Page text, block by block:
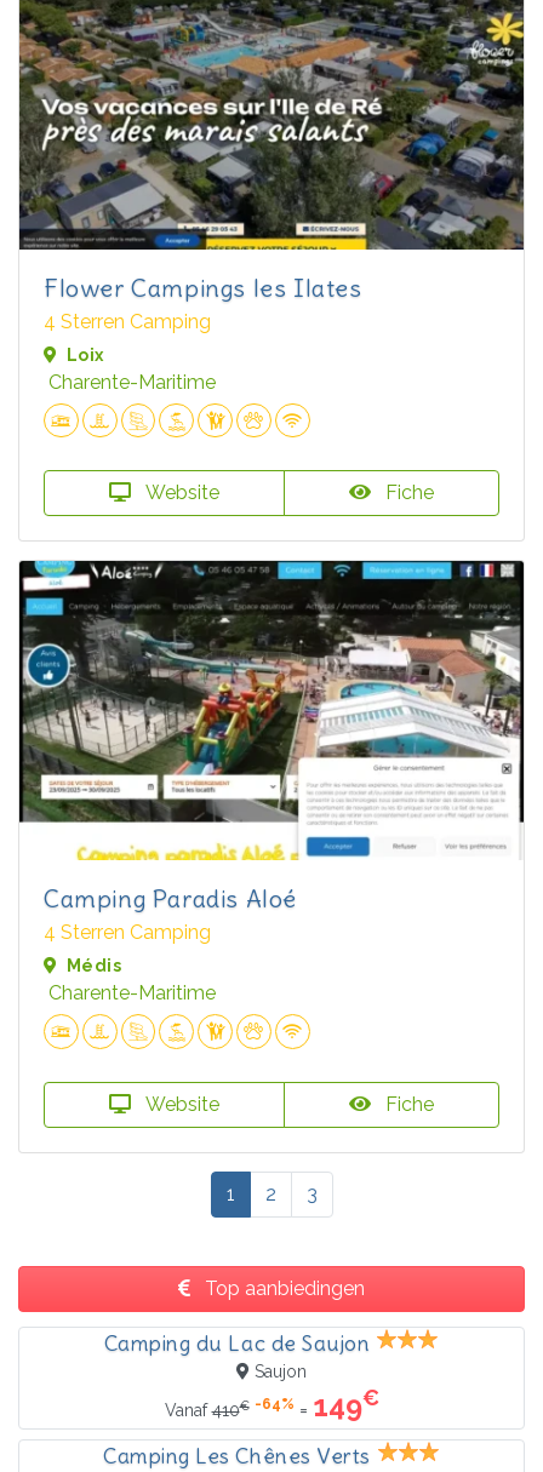
Flower Campings les Ilates
4 Sterren Camping
Loix
Charente-Maritime
Website Fiche
Camping Paradis Aloé
4 Sterren Camping
Médis
Charente-Maritime
Website Fiche
1 2 3
Top aanbiedingen
Camping du Lac de Saujon
Saujon
Vanaf410€ -64% = 149€
Camping Les Chênes Verts